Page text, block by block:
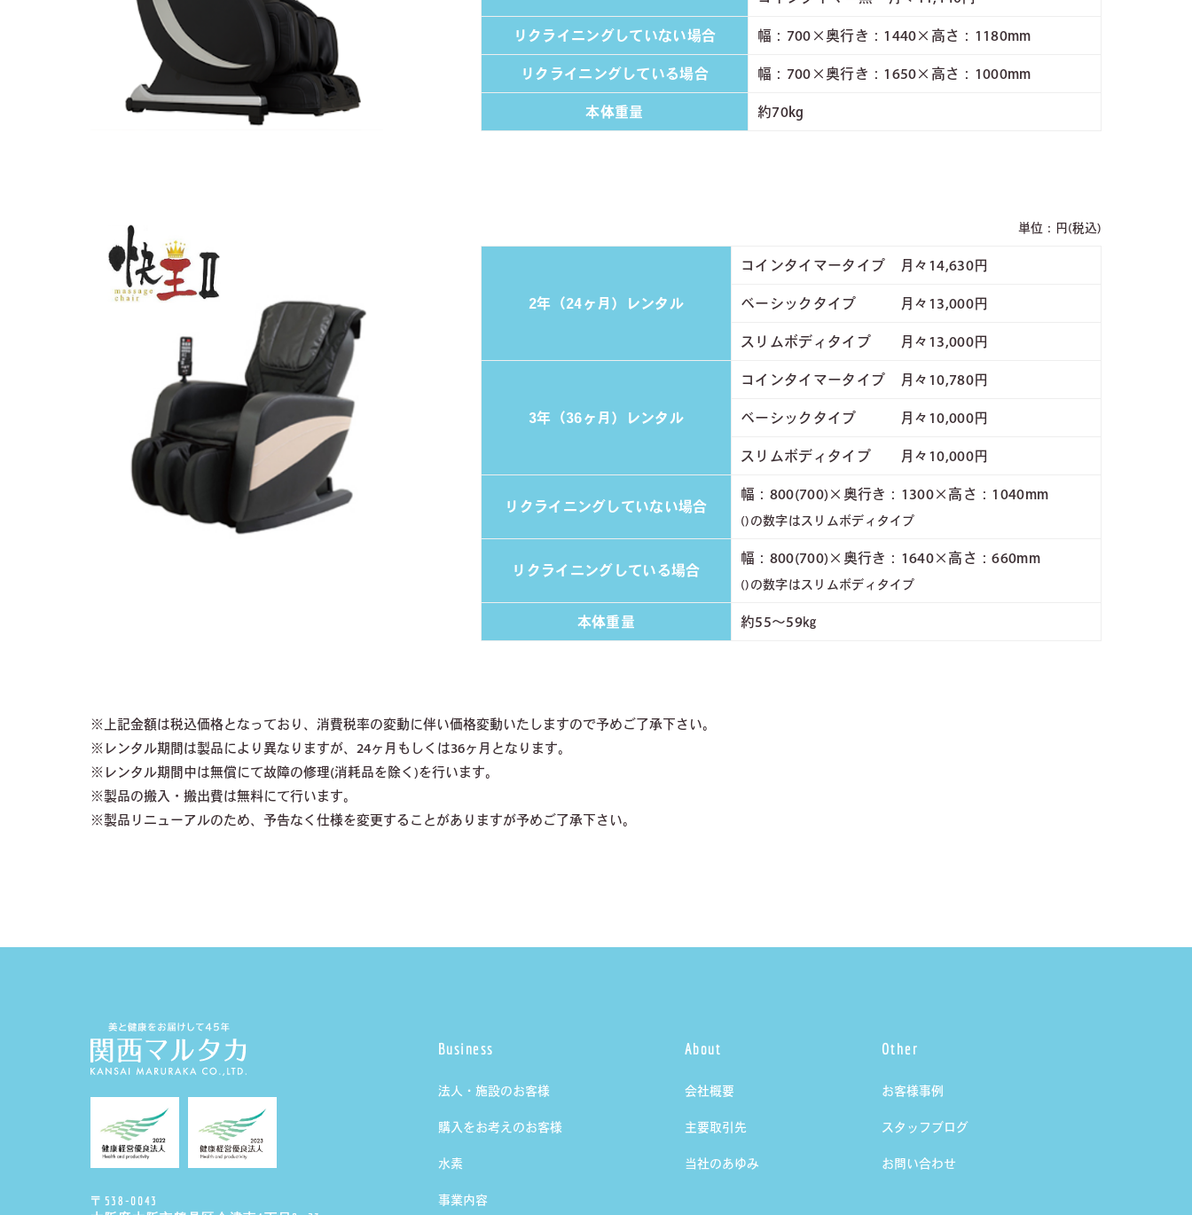
リクライニングしていない場合 幅：700×奥行き：1440×高さ：1180mm
リクライニングしている場合 幅：700×奥行き：1650×高さ：1000mm
本体重量 約70kg
単位：円(税込)
2年（24ヶ月）レンタル
コインタイマータイプ 月々14,630円
ベーシックタイプ 月々13,000円
スリムボディタイプ 月々13,000円
3年（36ヶ月）レンタル
コインタイマータイプ 月々10,780円
ベーシックタイプ 月々10,000円
スリムボディタイプ 月々10,000円
リクライニングしていない場合
幅：800(700)×奥行き：1300×高さ：1040mm
()の数字はスリムボディタイプ
リクライニングしている場合
幅：800(700)×奥行き：1640×高さ：660mm
()の数字はスリムボディタイプ
本体重量 約55～59㎏
※上記金額は税込価格となっており、消費税率の変動に伴い価格変動いたしますので予めご了承下さい。
※レンタル期間は製品により異なりますが、24ヶ月もしくは36ヶ月となります。
※レンタル期間中は無償にて故障の修理(消耗品を除く)を行います。
※製品の搬入・搬出費は無料にて行います。
※製品リニューアルのため、予告なく仕様を変更することがありますが予めご了承下さい。
〒538-0043
Business
法人・施設のお客様
購入をお考えのお客様
水素
事業内容
About
会社概要
主要取引先
当社のあゆみ
Other
お客様事例
スタッフブログ
お問い合わせ